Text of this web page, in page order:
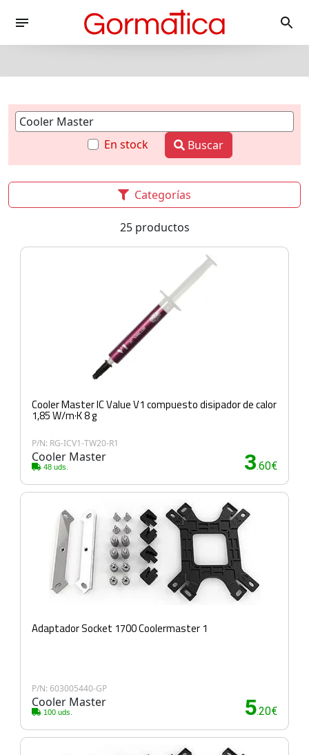
En stock Buscar
Categorías
25 productos
Cooler Master IC Value V1 compuesto disipador de calor
1,85 W/m·K 8 g
P/N: RG-ICV1-TW20-R1
Cooler Master
48 uds. 3.60€
Adaptador Socket 1700 Coolermaster 1
P/N: 603005440-GP
Cooler Master
100 uds. 5.20€